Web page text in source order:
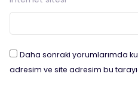
Daha sonraki yorumlarımda
adresim ve site adresim bu